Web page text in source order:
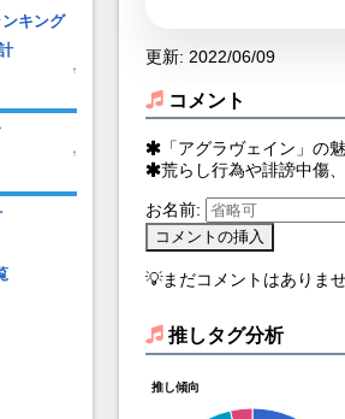
キング
↑
↑
更新: 2022/06/09
コメント
「アグラヴェイン」の
荒らし行為や誹謗中傷
お名前:
💡まだコメントはありま
推しタグ分析
推し傾向